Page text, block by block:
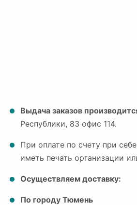
Выдача заказов
Республики, 83 офис 114.
При оплате по счету при
иметь печать организации
Осуществляем доставку:
По городу Тюмень